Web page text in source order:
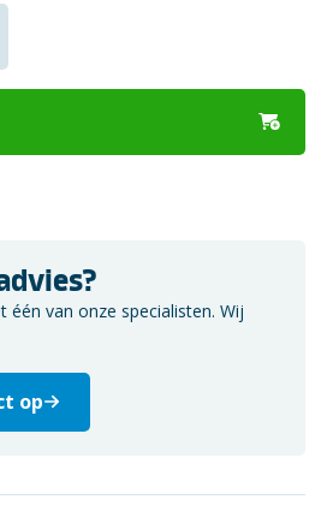
van onze specialisten. Wij
op